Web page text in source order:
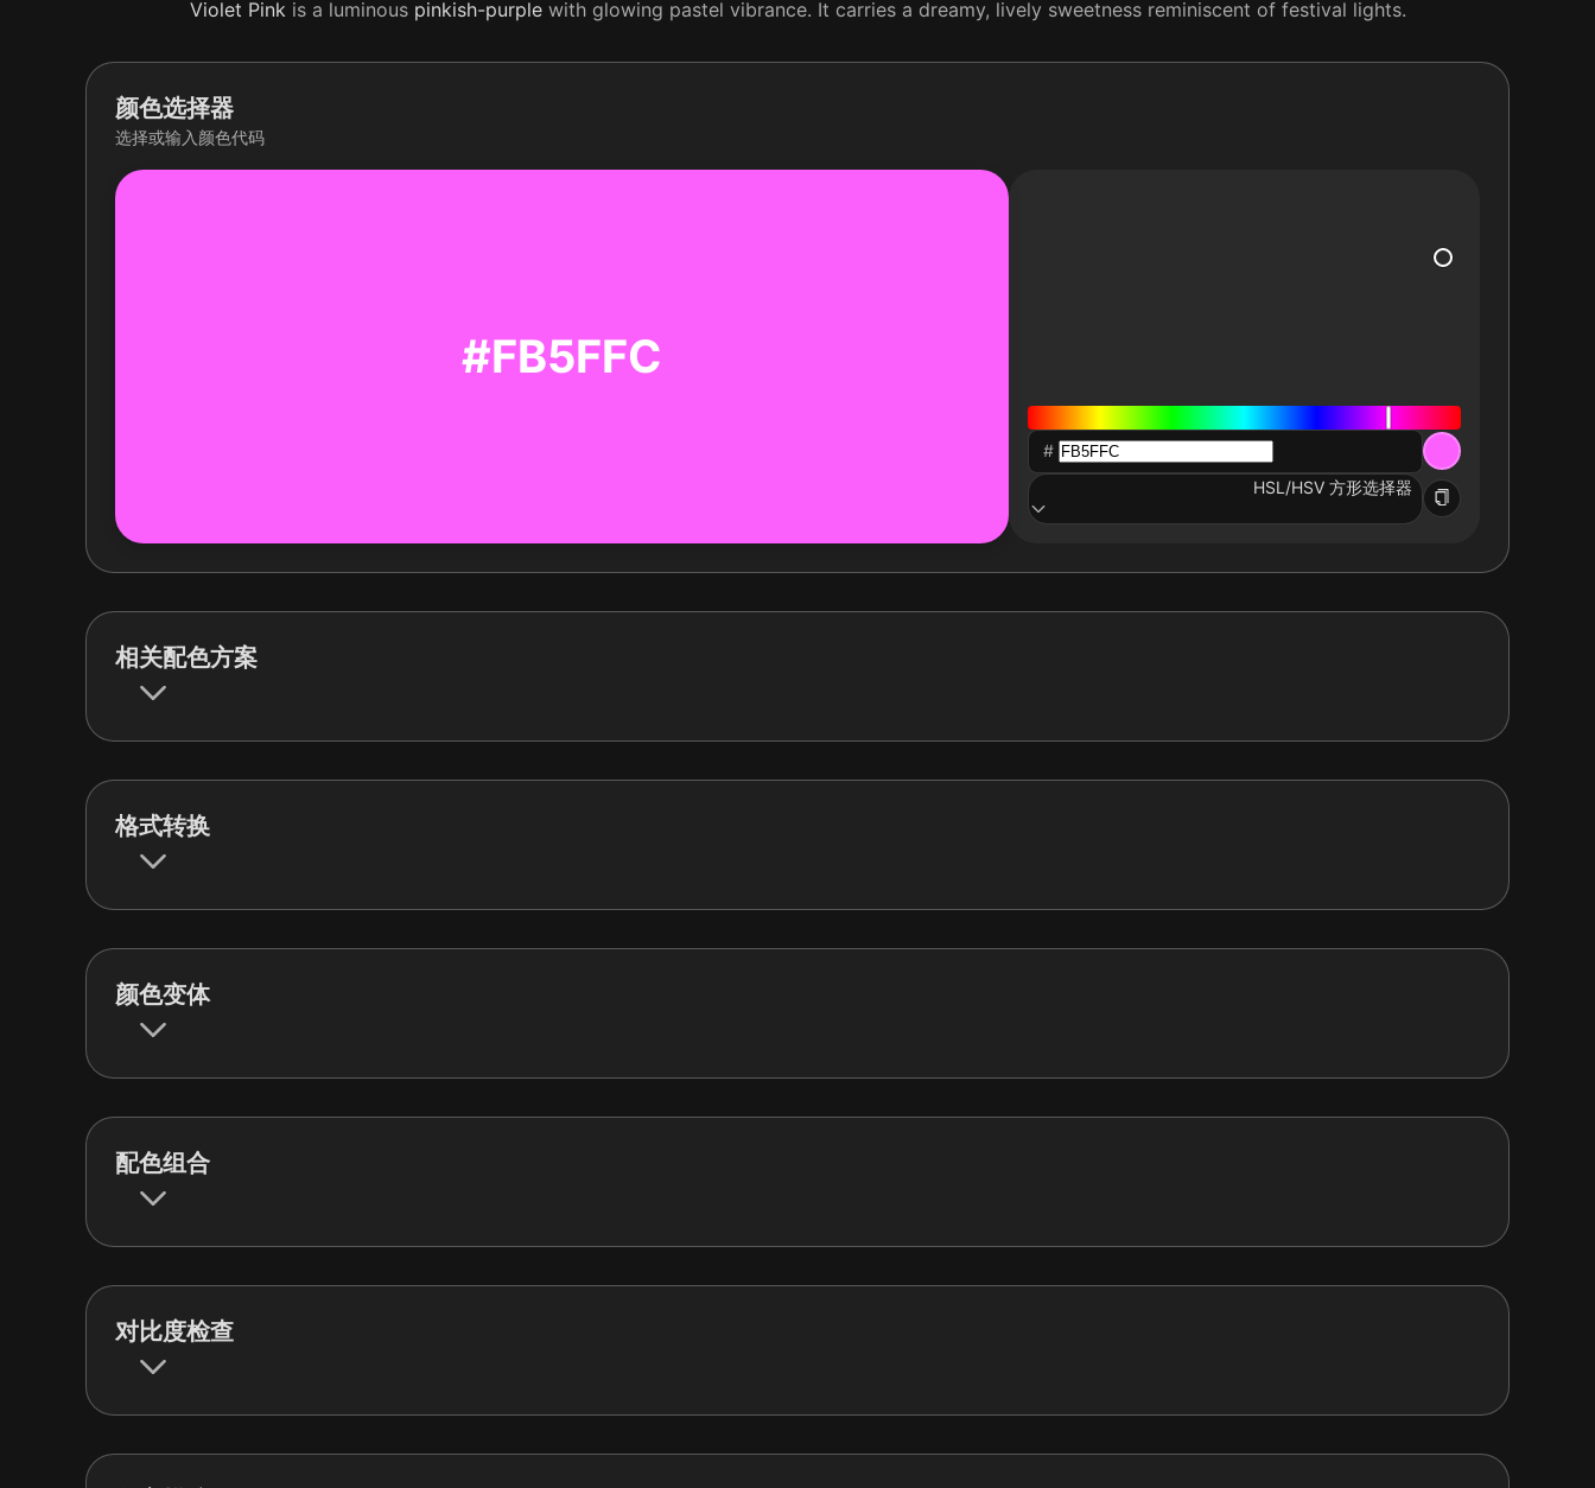
Violet Pinkis a luminous pinkish-purplewith glowing pastel vibrance. It carries a dreamy, lively sweetness reminiscent of festival lights.
颜色选择器
选择或输入颜色代码
#FB5FFC
#
HSL/HSV 方形选择器
相关配色方案
格式转换
颜色变体
配色组合
对比度检查